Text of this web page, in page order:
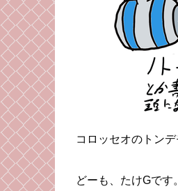
コロッセオのトン
どーも、たけGです。